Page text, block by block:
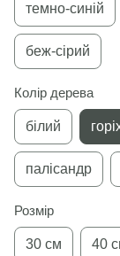
темно-синій
беж-сірий
Колір дерева
білий
палісандр
Розмір
30 см 40